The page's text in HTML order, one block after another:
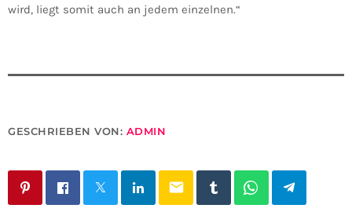
wird, liegt somit auch an jedem einzelnen.“
GESCHRIEBEN VON: ADMIN
email